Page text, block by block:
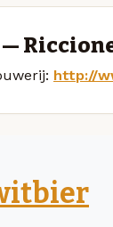
—
http://